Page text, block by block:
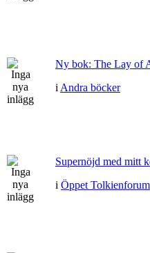
Ny bok: The Lay of
i Andra böcker
Supernöjd med mitt
i Öppet Tolkienforum